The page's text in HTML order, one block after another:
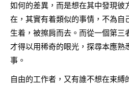
如何的差異，而是想在其中發現彼
在，其實有着類似的事情，不為自
生着，被擦肩而去。而從一個第三
才得以用稀奇的眼光，探尋本應熟
事。
自由的工作者，又有誰不想在束縛